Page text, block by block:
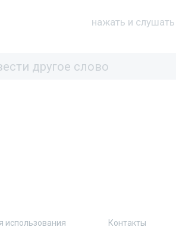
нажать и слушать
использования Контакты